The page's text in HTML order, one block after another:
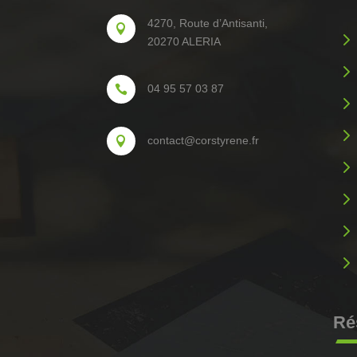

4270, Route d’Antisanti,
20270 ALERIA
 04 95 57 03 87
 contact@corstyrene.fr
5
5
5
5
5
5
5
5